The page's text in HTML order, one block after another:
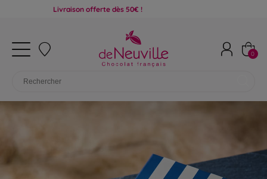
Livraison offerte dès 50€ !
0